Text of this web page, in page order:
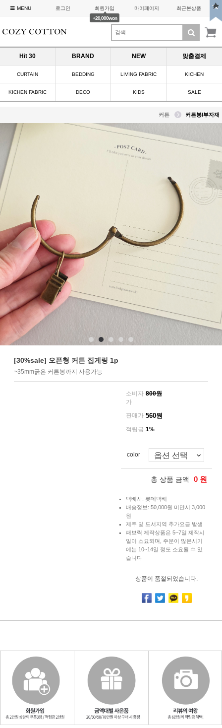
MENU 로그인
회원가입
+20,000won
마이페이지 최근본상품
Hit 30 BRAND NEW 맞춤결제
CURTAIN BEDDING LIVING FABRIC KICHEN
KICHEN FABRIC DECO KIDS SALE
커튼 커튼봉I부자재
[30%sale] 오픈형 커튼 집게링 1p
~35mm굵은 커튼봉까지 사용가능
소비자
가
800원
판매가 560원
적립금 1%
color
총 상품 금액 0 원
택배사: 롯데택배
배송정보: 50,000원 미만시 3,000
원
제주 및 도서지역 추가요금 발생
패브릭 제작상품은 5~7일 제작시
일이 소요되며, 주문이 많은시기
에는 10~14일 정도 소요될 수 있
습니다
상품이 품절되었습니다.